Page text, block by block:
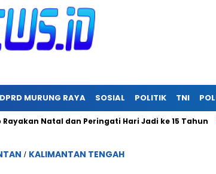
DPRD MURUNG RAYA SOSIAL POLITIK TNI
dan Peringati Hari Jadi ke 15 Tahun HUT
/ KALIMANTAN TENGAH